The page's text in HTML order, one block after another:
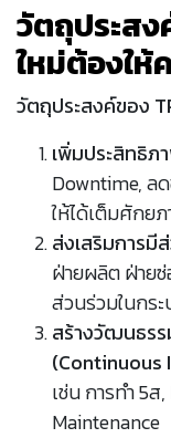
วัตถุประสง
ใหม่ต้องใ
วัตถุประสงค์ของ
เพิ่มประสิทธิภ
Downtime, ล
ให้ได้เต็มศักย
ส่งเสริมการมี
ฝ่ายผลิต ฝ่าย
ส่วนร่วมในกร
สร้างวัฒนธร
(Continuous
เช่น การทำ 5
Maintenance